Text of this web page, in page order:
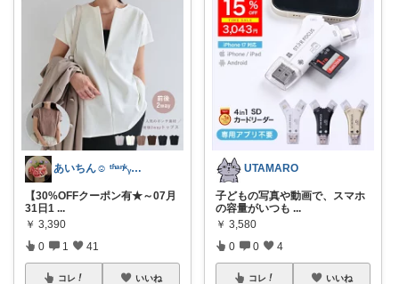
あいちん☺️ ᵗʱᵃᵑᵏᵧₒᵤওೄ ♬*
【30%OFFクーポン有★～07月
31日1 ...
￥ 3,390
0 1 41
コレ いいね
UTAMARO
子どもの写真や動画で、スマホ
の容量がいつも ...
￥ 3,580
0 0 4
コレ いいね